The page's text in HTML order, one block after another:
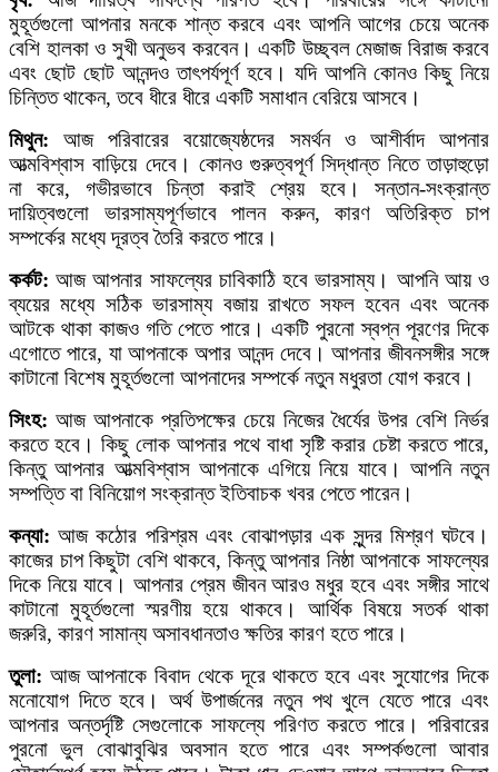
মুহূর্তগুলো আপনার মনকে শান্ত করবে এবং আপনি আগের চেয়ে অনেক
বেশি হালকা ও সুখী অনুভব করবেন। একটি উচ্ছ্বল মেজাজ বিরাজ করবে
এবং ছোট ছোট আনন্দও তাৎপর্যপূর্ণ হবে। যদি আপনি কোনও কিছু নিয়ে
চিন্তিত থাকেন, তবে ধীরে ধীরে একটি সমাধান বেরিয়ে আসবে।
মিথুন: আজ পরিবারের বয়োজ্যেষ্ঠদের সমর্থন ও আশীর্বাদ আপনার
আত্মবিশ্বাস বাড়িয়ে দেবে। কোনও গুরুত্বপূর্ণ সিদ্ধান্ত নিতে তাড়াহুড়ো
না করে, গভীরভাবে চিন্তা করাই শ্রেয় হবে। সন্তান-সংক্রান্ত
দায়িত্বগুলো ভারসাম্যপূর্ণভাবে পালন করুন, কারণ অতিরিক্ত চাপ
সম্পর্কের মধ্যে দূরত্ব তৈরি করতে পারে।
কর্কট: আজ আপনার সাফল্যের চাবিকাঠি হবে ভারসাম্য। আপনি আয় ও
ব্যয়ের মধ্যে সঠিক ভারসাম্য বজায় রাখতে সফল হবেন এবং অনেক
আটকে থাকা কাজও গতি পেতে পারে। একটি পুরনো স্বপ্ন পূরণের দিকে
এগোতে পারে, যা আপনাকে অপার আনন্দ দেবে। আপনার জীবনসঙ্গীর সঙ্গে
কাটানো বিশেষ মুহূর্তগুলো আপনাদের সম্পর্কে নতুন মধুরতা যোগ করবে।
সিংহ: আজ আপনাকে প্রতিপক্ষের চেয়ে নিজের ধৈর্যের উপর বেশি নির্ভর
করতে হবে। কিছু লোক আপনার পথে বাধা সৃষ্টি করার চেষ্টা করতে পারে,
কিন্তু আপনার আত্মবিশ্বাস আপনাকে এগিয়ে নিয়ে যাবে। আপনি নতুন
সম্পত্তি বা বিনিয়োগ সংক্রান্ত ইতিবাচক খবর পেতে পারেন।
কন্যা: আজ কঠোর পরিশ্রম এবং বোঝাপড়ার এক সুন্দর মিশ্রণ ঘটবে।
কাজের চাপ কিছুটা বেশি থাকবে, কিন্তু আপনার নিষ্ঠা আপনাকে সাফল্যের
দিকে নিয়ে যাবে। আপনার প্রেম জীবন আরও মধুর হবে এবং সঙ্গীর সাথে
কাটানো মুহূর্তগুলো স্মরণীয় হয়ে থাকবে। আর্থিক বিষয়ে সতর্ক থাকা
জরুরি, কারণ সামান্য অসাবধানতাও ক্ষতির কারণ হতে পারে।
তুলা: আজ আপনাকে বিবাদ থেকে দূরে থাকতে হবে এবং সুযোগের দিকে
মনোযোগ দিতে হবে। অর্থ উপার্জনের নতুন পথ খুলে যেতে পারে এবং
আপনার অন্তর্দৃষ্টি সেগুলোকে সাফল্যে পরিণত করতে পারে। পরিবারের
পুরনো ভুল বোঝাবুঝির অবসান হতে পারে এবং সম্পর্কগুলো আবার